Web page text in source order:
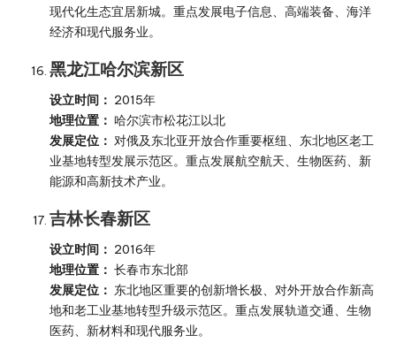
现代化生态宜居新城。重点发展电子信息、高端装备、海洋
经济和现代服务业。
黑龙江哈尔滨新区
设立时间： 2015年
地理位置： 哈尔滨市松花江以北
发展定位： 对俄及东北亚开放合作重要枢纽、东北地区老工
业基地转型发展示范区。重点发展航空航天、生物医药、新
能源和高新技术产业。
吉林长春新区
设立时间： 2016年
地理位置： 长春市东北部
发展定位： 东北地区重要的创新增长极、对外开放合作新高
地和老工业基地转型升级示范区。重点发展轨道交通、生物
医药、新材料和现代服务业。